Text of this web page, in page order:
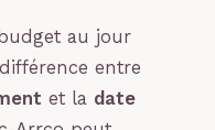
au jour
entre
et la date